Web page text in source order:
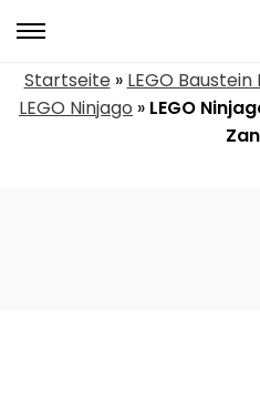
Menu
Startseite» LEGO
LEGO Ninjago » LEGO